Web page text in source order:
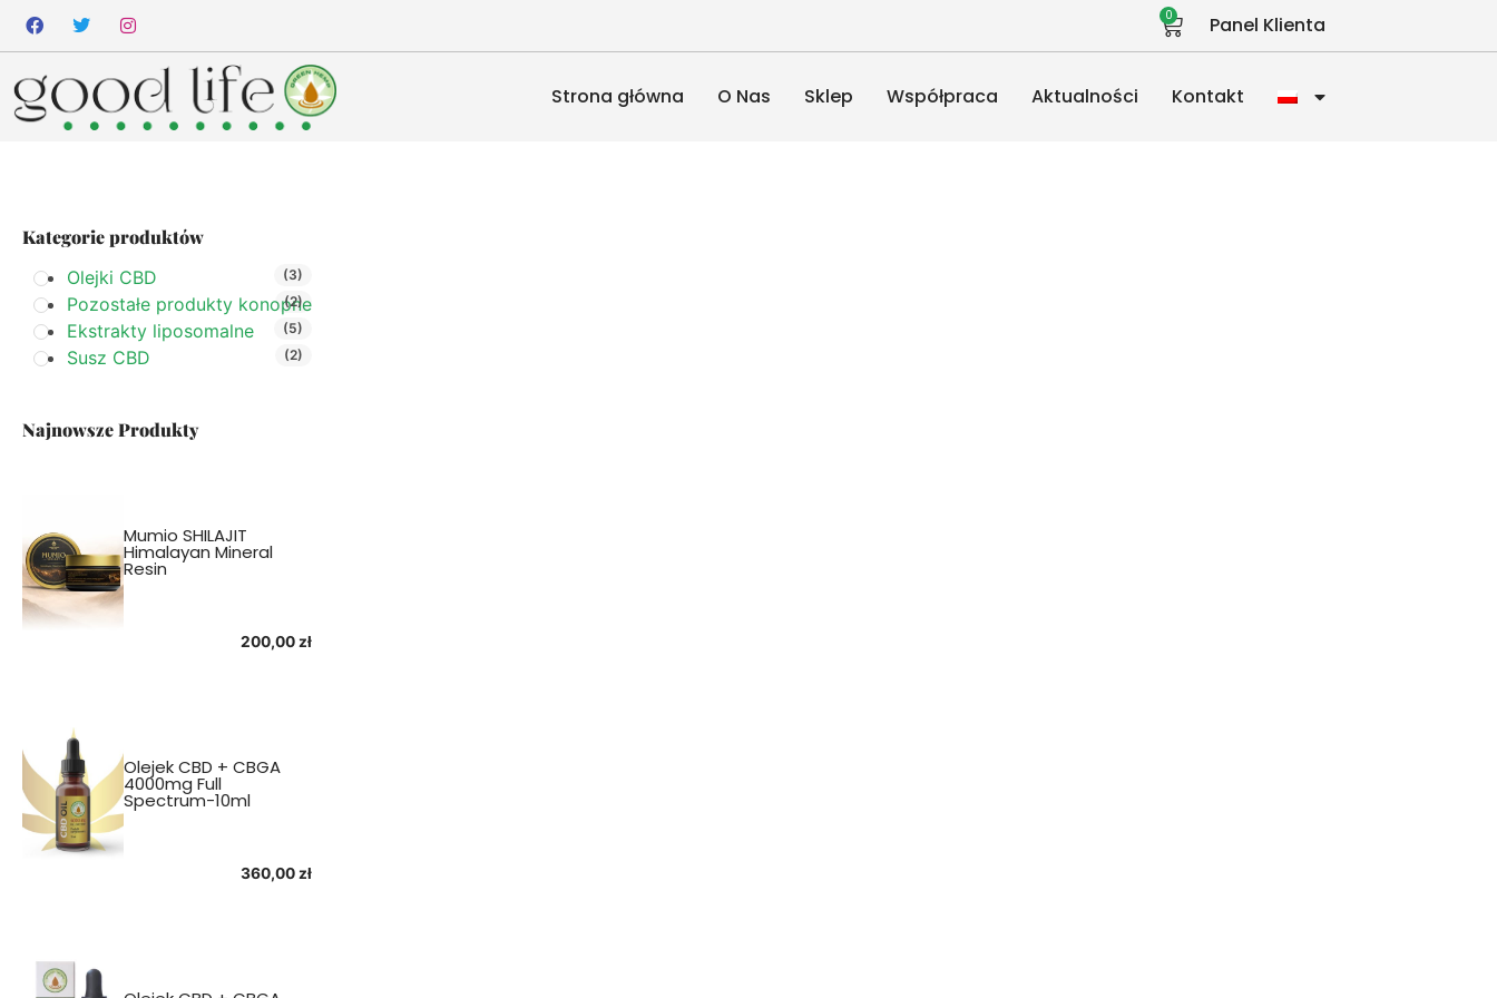
0 Panel Klienta
Strona główna O Nas Sklep Współpraca Aktualności Kontakt
Kategorie produktów
Olejki CBD (3)
Pozostałe produkty konopne
(2)
Ekstrakty liposomalne (5)
Susz CBD (2)
Najnowsze Produkty
Mumio SHILAJIT
Himalayan Mineral
Resin
200,00 zł
Olejek CBD + CBGA
4000mg Full
Spectrum-10ml
360,00 zł